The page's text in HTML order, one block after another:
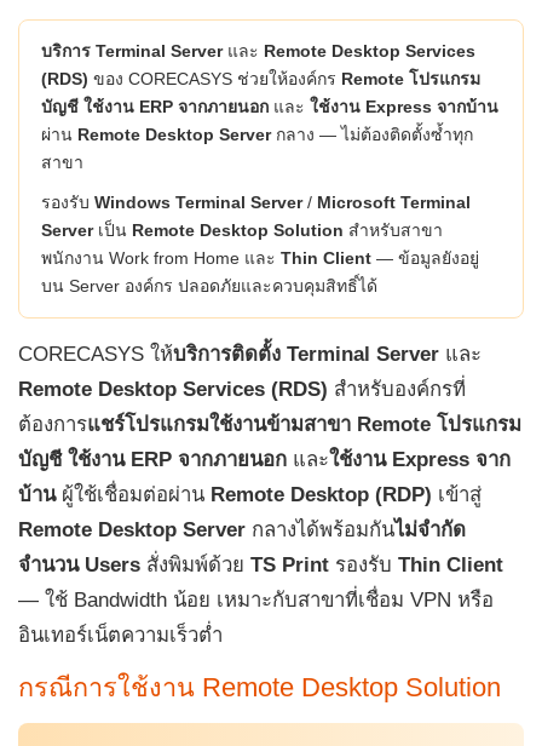
บริการ Terminal Serverและ Remote Desktop Services
(RDS) ของ CORECASYS ช่วยให้องค์กร Remote โปรแกรม
บัญชี ใช้งาน ERP จากภายนอก และ ใช้งาน Express จากบ้าน
ผ่าน Remote Desktop Serverกลาง — ไม่ต้องติดตั้งซ้ำทุก
สาขา
รองรับ Windows Terminal Server/ Microsoft Terminal
Serverเป็น Remote Desktop Solution สำหรับสาขา
พนักงาน Work from Home และ Thin Client — ข้อมูลยังอยู่
บน Server องค์กร ปลอดภัยและควบคุมสิทธิ์ได้
CORECASYS ให้บริการติดตั้ง Terminal Server และ
Remote Desktop Services (RDS) สำหรับองค์กรที่
ต้องการแชร์โปรแกรมใช้งานข้ามสาขา Remote โปรแกรม
บัญชี ใช้งาน ERP จากภายนอก และใช้งาน Express จาก
บ้านผู้ใช้เชื่อมต่อผ่าน Remote Desktop (RDP) เข้าสู่
Remote Desktop Server กลางได้พร้อมกันไม่จำกัด
จำนวน Users สั่งพิมพ์ด้วย TS Print รองรับ Thin Client
— ใช้ Bandwidth น้อย เหมาะกับสาขาที่เชื่อม VPN หรือ
อินเทอร์เน็ตความเร็วต่ำ
กรณีการใช้งาน Remote Desktop Solution